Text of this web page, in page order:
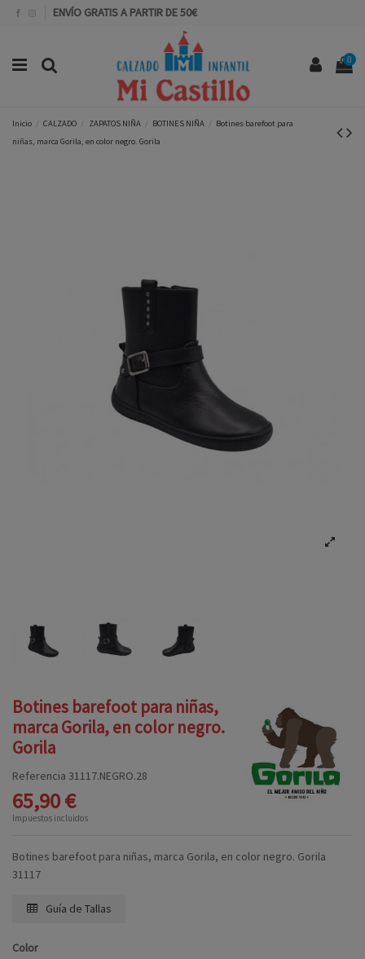
ENVÍO GRATIS A PARTIR DE 50€
0
Inicio CALZADO ZAPATOS NIÑA BOTINES NIÑA
Botines barefoot para
niñas, marca Gorila, en color negro. Gorila
Botines barefoot para niñas,
marca Gorila, en color negro.
Gorila
Referencia 31117.NEGRO.28
65,90 €
Impuestos incluidos
Botines barefoot para niñas, marca Gorila, en color negro. Gorila
31117
Guía de Tallas
Color